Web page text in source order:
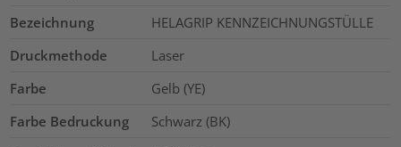
Bezeichnung
HELAGRIP KENNZEICHNUNGSTÜLLE
Druckmethode
Laser
Farbe
Gelb (YE)
Farbe Bedruckung
Schwarz (BK)